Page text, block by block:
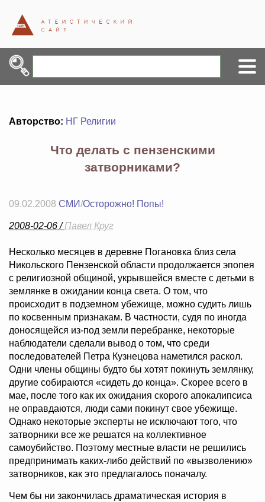
Авторство: НГ Религии
Что делать с пензенскими
затворниками?
09.02.2008 СМИ/Осторожно! Попы!
2008-02-06 /Павел Круг
Несколько месяцев в деревне Погановка близ села
Никольского Пензенской области продолжается эпопея
с религиозной общиной, укрывшейся вместе с детьми в
землянке в ожидании конца света. О том, что
происходит в подземном убежище, можно судить лишь
по косвенным признакам. В частности, судя по иногда
доносящейся из-под земли перебранке, некоторые
наблюдатели сделали вывод о том, что среди
последователей Петра Кузнецова наметился раскол.
Одни члены общины будто бы хотят покинуть землянку,
другие собираются «сидеть до конца». Скорее всего в
мае, после того как их ожидания скорого апокалипсиса
не оправдаются, люди сами покинут свое убежище.
Однако некоторые эксперты не исключают того, что
затворники все же решатся на коллективное
самоубийство. Поэтому местные власти не решились
предпринимать каких-либо действий по «вызволению»
затворников, как это предлагалось поначалу.
Чем бы ни закончилась драматическая история в